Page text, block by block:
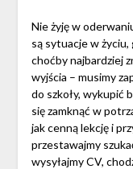
Nie żyję w
są sytuacje w życiu,
choćby najbardziej
wyjścia – musimy
do szkoły, wykupić
się zamknąć w
jak cenną lekcję i
przestawajmy
wysyłajmy CV,